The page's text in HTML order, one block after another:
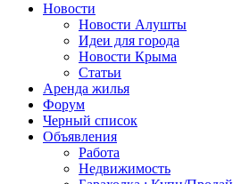
Новости
Новости Алушты
Идеи для города
Новости Крыма
Статьи
Аренда жилья
Форум
Черный список
Объявления
Работа
Недвижимость